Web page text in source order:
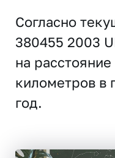
Согласно
380455 2003
на
километров в
год.